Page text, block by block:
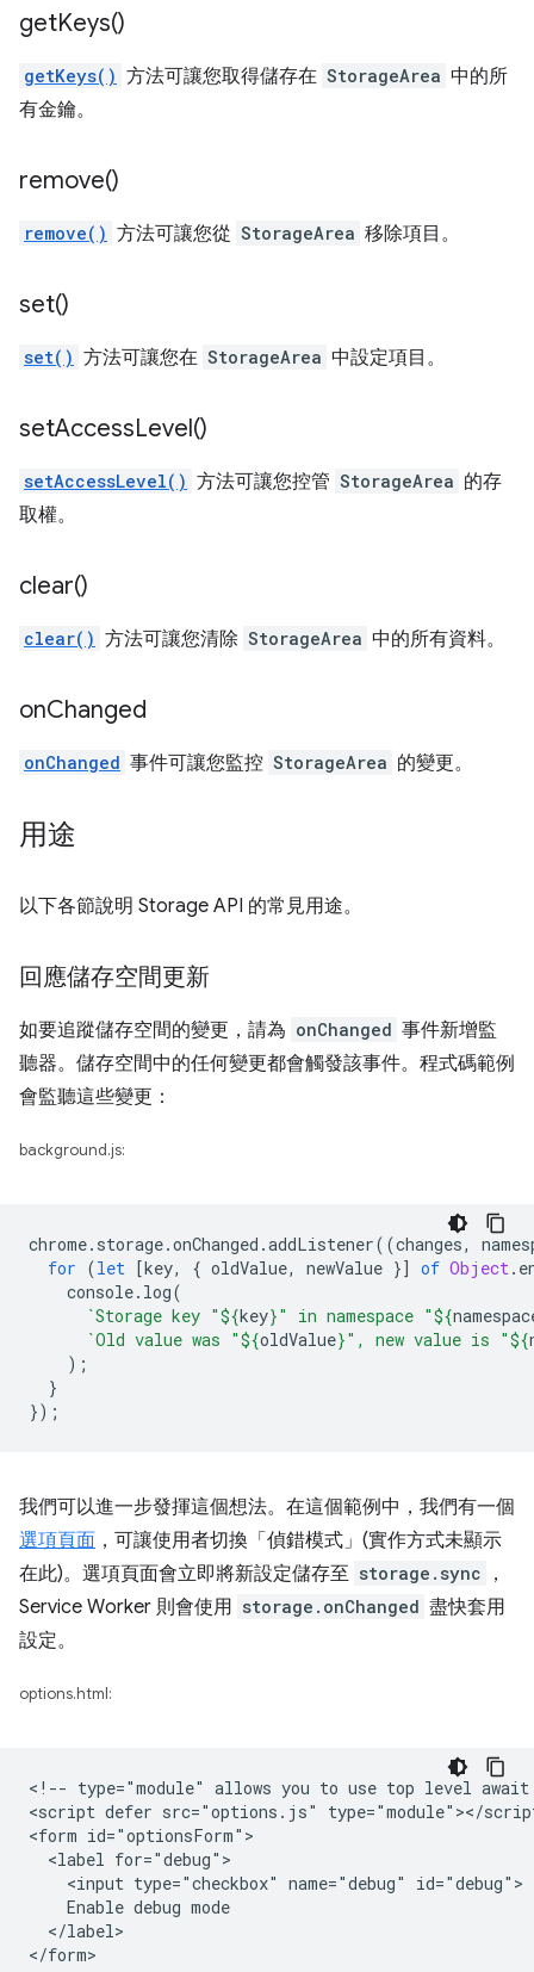
getKeys()
getKeys() 方法可讓您取得儲存在 StorageArea 中的所
有金鑰。
remove()
remove() 方法可讓您從 StorageArea 移除項目。
set()
set() 方法可讓您在 StorageArea 中設定項目。
setAccessLevel()
setAccessLevel() 方法可讓您控管 StorageArea 的存
取權。
clear()
clear() 方法可讓您清除 StorageArea 中的所有資料。
onChanged
onChanged 事件可讓您監控 StorageArea 的變更。
用途
以下各節說明 Storage API 的常見用途。
回應儲存空間更新
如要追蹤儲存空間的變更，請為 onChanged 事件新增監
聽器。儲存空間中的任何變更都會觸發該事件。程式碼範例
會監聽這些變更：
background.js:
chrome. storage.onChanged .addListener((changes,
for (let [key, { oldValue, newValue }] of Object.
console. log(
`Storage key "${key}" in namespace "${
`Old value was "${oldValue}", new value is "${
);
}
});
我們可以進一步發揮這個想法。在這個範例中，我們有一個
選項頁面 ，可讓使用者切換「偵錯模式」(實作方式未顯示
在此)。選項頁面會立即將新設定儲存至 storage.sync
，
Service Worker 則會使用 storage.onChanged 盡快套用
設定。
options.html:
<!-- type="module" allows you to use top level
<script defer src="options.js" type="module"></
<form id="optionsForm">
  <label for="debug">
    <input type="checkbox" name="debug" id="debug">
    Enable debug mode
  </label>